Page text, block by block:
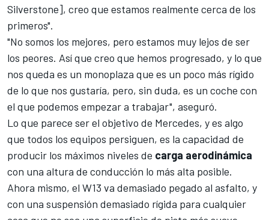
Silverstone], creo que estamos realmente cerca de los
primeros".
"No somos los mejores, pero estamos muy lejos de ser
los peores. Así que creo que hemos progresado, y lo que
nos queda es un monoplaza que es un poco más rígido
de lo que nos gustaría, pero, sin duda, es un coche con
el que podemos empezar a trabajar", aseguró.
Lo que parece ser el objetivo de Mercedes, y es algo
que todos los equipos persiguen, es la capacidad de
producir los máximos niveles de carga aerodinámica
con una altura de conducción lo más alta posible.
Ahora mismo, el W13 va demasiado pegado al asfalto, y
con una suspensión demasiado rígida para cualquier